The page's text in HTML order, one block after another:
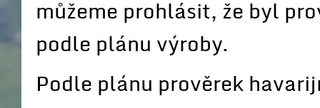
můžeme prohlásit, že byl
podle plánu výroby.
Podle plánu prověrek